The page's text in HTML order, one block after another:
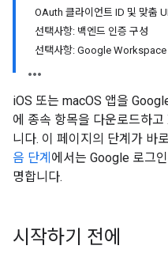
OAuth 클라이언트 ID 및 맞춤
선택사항: 백엔드 인증 구성
선택사항: Google Workspace
iOS 또는 macOS 앱을
에 종속 항목을 다운로드하
니다. 이 페이지의 단계가 바
음 단계 에서는 Google 로그
명합니다.
시작하기 전에